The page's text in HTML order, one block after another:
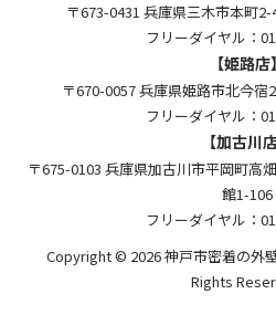
〒673-0431 兵庫県三木市本町
フリーダイヤル：
【姫路店】
〒670-0057 兵庫県姫路市北今宿
フリーダイヤル：
【加古川店
〒675-0103 兵庫県加古川市平岡町高
館1-106
フリーダイヤル：
Copyright © 2026 神戸市密着の外
Rights